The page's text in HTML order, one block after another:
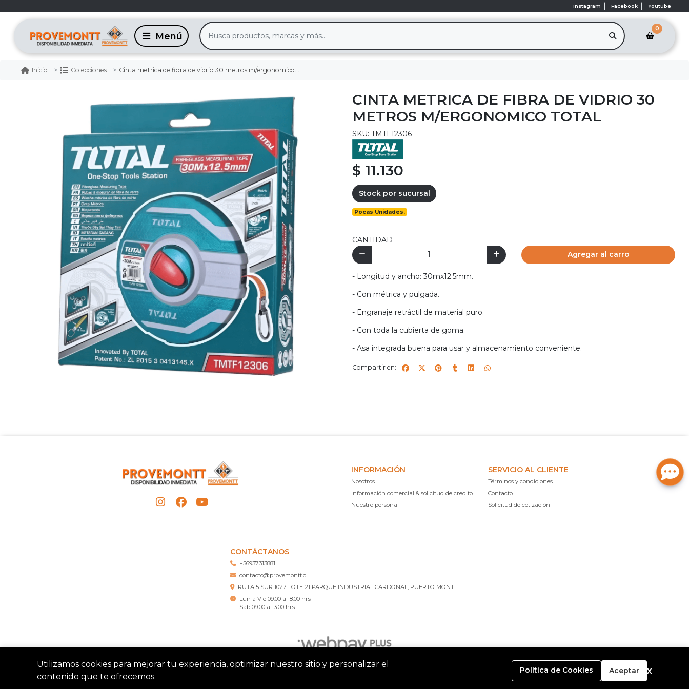
Instagram Facebook Youtube
0
Inicio Colecciones Cinta metrica de fibra de vidrio 30 metros m/ergonomico total
CINTA METRICA DE FIBRA DE VIDRIO 30
METROS M/ERGONOMICO TOTAL
SKU: TMTF12306
$ 11.130
Stock por sucursal
Pocas Unidades.
CANTIDAD
Agregar al carro
- Longitud y ancho: 30mx12.5mm.
- Con métrica y pulgada.
- Engranaje retráctil de material puro.
- Con toda la cubierta de goma.
- Asa integrada buena para usar y almacenamiento conveniente.
Compartir en:
INFORMACIÓN
Nosotros
Información comercial & solicitud de credito
Nuestro personal
SERVICIO AL CLIENTE
Términos y condiciones
Contacto
Solicitud de cotización
CONTÁCTANOS
+56937313881
contacto@provemontt.cl
RUTA 5 SUR 1027 LOTE 21 PARQUE INDUSTRIAL CARDONAL, PUERTO MONTT.
Lun a Vie 09:00 a 18:00 hrs
Sab 09:00 a 13:00 hrs
Utilizamos cookies para mejorar tu experiencia, optimizar nuestro sitio y personalizar el
contenido que te ofrecemos.
Política de Cookies Aceptar x